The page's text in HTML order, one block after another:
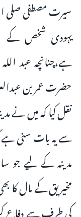
سیرت مصطفی صلی
یہودی شخص کے
ہے،چنانچہ عبد
حضرت عمر بن
نقل کیا کہ میں نے
سے یہ بات سنی ہے
مدینہ کے لیے
مخیریق کے مال کا
کی طرف سے دفاع